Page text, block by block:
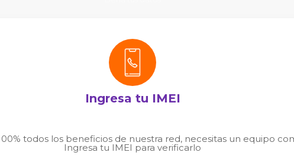
Ingresa tu IMEI
todos los beneficios de nuestra red, necesitas un equipo
Ingresa tu IMEI para verificarlo